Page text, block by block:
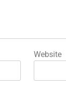
Website